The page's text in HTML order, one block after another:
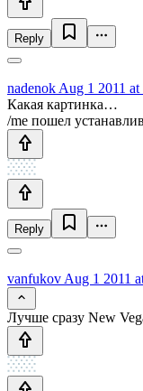
Reply
nadenok Aug 1 2011 at
Какая картинка…
/me пошел
Reply
vanfukov Aug 1 2011
Лучше сразу New